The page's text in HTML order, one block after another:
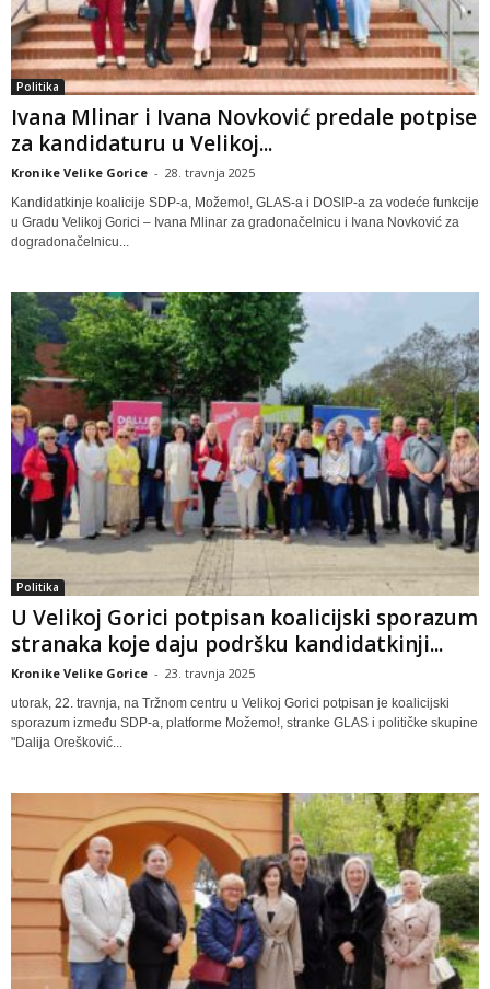
Politika
Ivana Mlinar i Ivana Novković predale potpise
za kandidaturu u Velikoj...
Kronike Velike Gorice - 28. travnja 2025
Kandidatkinje koalicije SDP-a, Možemo!, GLAS-a i DOSIP-a za vodeće funkcije
u Gradu Velikoj Gorici – Ivana Mlinar za gradonačelnicu i Ivana Novković za
dogradonačelnicu...
Politika
U Velikoj Gorici potpisan koalicijski sporazum
stranaka koje daju podršku kandidatkinji...
Kronike Velike Gorice - 23. travnja 2025
utorak, 22. travnja, na Tržnom centru u Velikoj Gorici potpisan je koalicijski
sporazum između SDP-a, platforme Možemo!, stranke GLAS i političke skupine
"Dalija Orešković...